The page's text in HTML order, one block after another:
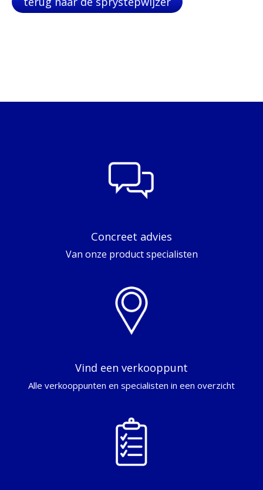
Concreet advies
Van onze product specialisten
Vind een verkooppunt
Alle verkooppunten en specialisten in een overzicht